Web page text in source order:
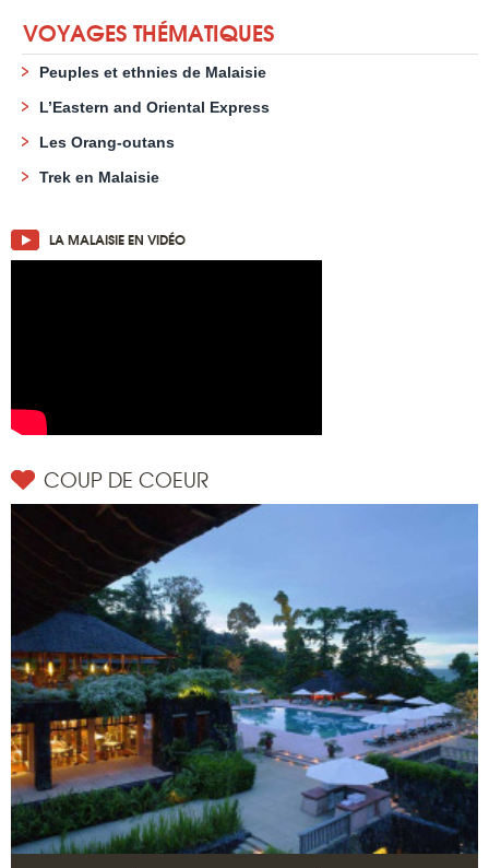
VOYAGES THÉMATIQUES
Peuples et ethnies de Malaisie
L’Eastern and Oriental Express
Les Orang-outans
Trek en Malaisie
LA MALAISIE EN VIDÉO
COUP DE COEUR